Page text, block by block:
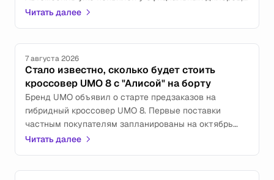
а также доступен для заказа через фирменные
Читать далее
7 августа 2026
Стало известно, сколько будет стоить
кроссовер UMO 8 с "Алисой" на борту
Бренд UMO объявил о старте предзаказов на
гибридный кроссовер UMO 8. Первые поставки
частным покупателям запланированы на октябрь
2026 года. Также озвучены цены на новинку.
Читать далее